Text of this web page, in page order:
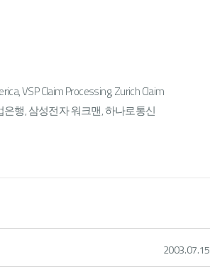
VSP Claim Processing, Zurich Claim
행, 삼성전자 워크맨, 하나로통신
2003.07.15